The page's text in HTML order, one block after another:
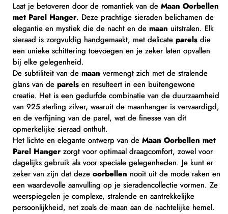
Laat je betoveren door de romantiek van de Maan Oorbellen
met Parel Hanger. Deze prachtige sieraden belichamen de
elegantie en mystiek die de nacht en de maan uitstralen. Elk
sieraad is zorgvuldig handgemaakt, met delicate parels die
een unieke schittering toevoegen en je zeker laten opvallen
bij elke gelegenheid.
De subtiliteit van de maan vermengt zich met de stralende
glans van de parels en resulteert in een buitengewone
creatie. Het is een gedurfde combinatie van de duurzaamheid
van 925 sterling zilver, waaruit de maanhanger is vervaardigd,
en de verfijning van de parel, wat de finesse van dit
opmerkelijke sieraad onthult.
Het lichte en elegante ontwerp van de Maan Oorbellen met
Parel Hanger zorgt voor optimaal draagcomfort, zowel voor
dagelijks gebruik als voor speciale gelegenheden. Je kunt er
zeker van zijn dat deze oorbellen nooit uit de mode raken en
een waardevolle aanvulling op je sieradencollectie vormen. Ze
weerspiegelen je complexe, stralende en aantrekkelijke
persoonlijkheid, net zoals de maan aan de nachtelijke hemel.